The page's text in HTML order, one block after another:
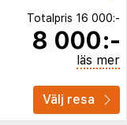
Totalpris 16 000:-
8 000:-
läs mer
Välj resa